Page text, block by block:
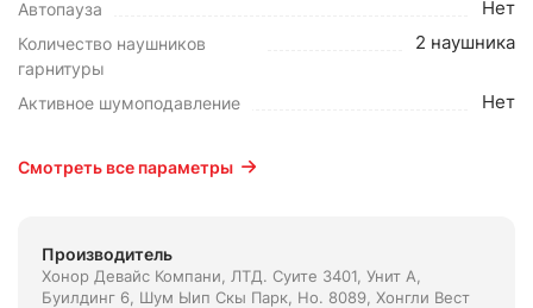
Автопауза Нет
Количество наушников
гарнитуры
2 наушника
Активное шумоподавление Нет
Смотреть все параметры
Производитель
Хонор Девайс Компани, ЛТД. Суите 3401, Унит A,
Буилдинг 6, Шум Ыип Скы Парк, Но. 8089, Хонгли Вест